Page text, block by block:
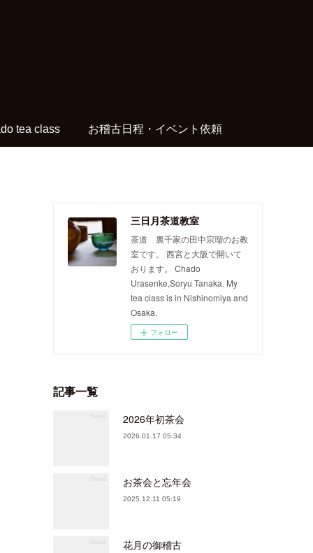
tea class お稽古日程・イベント依頼
三日月茶道教室
茶道 裏千家の田中宗瑠のお教
室です。 西宮と大阪で開いて
おります。 Chado
Urasenke,Soryu Tanaka. My
tea class is in Nishinomiya and
Osaka.
フォロー
記事一覧
2026年初茶会
2026.01.17 05:34
お茶会と忘年会
2025.12.11 05:19
花月の御稽古